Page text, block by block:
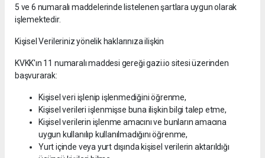
5 ve 6 numaralı maddelerinde listelenen şartlara uygun olarak
işlemektedir.
Kişisel Verileriniz yönelik haklarınıza ilişkin
KVKK'ın 11 numaralı maddesi gereği gazi.io sitesi üzerinden
başvurarak:
Kişisel veri işlenip işlenmediğini öğrenme,
Kişisel verileri işlenmişse buna ilişkin bilgi talep etme,
Kişisel verilerin işlenme amacını ve bunların amacına
uygun kullanılıp kullanılmadığını öğrenme,
Yurt içinde veya yurt dışında kişisel verilerin aktarıldığı